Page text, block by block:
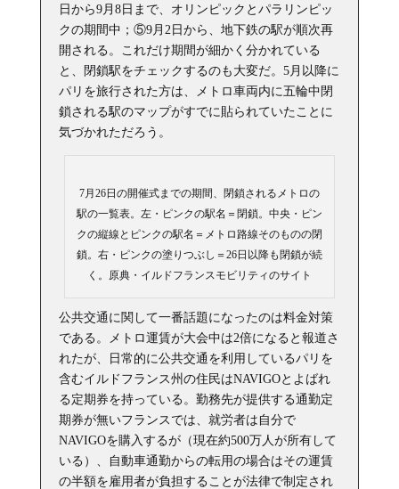
日から9月8日まで、オリンピックとパラリンピッ
クの期間中；⑤9月2日から、地下鉄の駅が順次再
開される。これだけ期間が細かく分かれている
と、閉鎖駅をチェックするのも大変だ。5月以降に
パリを旅行された方は、メトロ車両内に五輪中閉
鎖される駅のマップがすでに貼られていたことに
気づかれただろう。
7月26日の開催式までの期間、閉鎖されるメトロの
駅の一覧表。左・ピンクの駅名＝閉鎖。中央・ピン
クの縦線とピンクの駅名＝メトロ路線そのものの閉
鎖。右・ピンクの塗りつぶし＝26日以降も閉鎖が続
く。原典・イルドフランスモビリティのサイト
公共交通に関して一番話題になったのは料金対策
である。メトロ運賃が大会中は2倍になると報道さ
れたが、日常的に公共交通を利用しているパリを
含むイルドフランス州の住民はNAVIGOとよばれ
る定期券を持っている。勤務先が提供する通勤定
期券が無いフランスでは、就労者は自分で
NAVIGOを購入するが（現在約500万人が所有して
いる）、自動車通勤からの転用の場合はその運賃
の半額を雇用者が負担することが法律で制定され